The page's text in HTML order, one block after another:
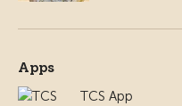
Apps
TCS App